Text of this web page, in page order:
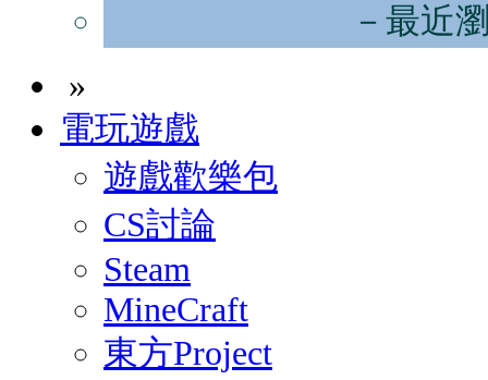
－最近
»
電玩遊戲
遊戲歡樂包
CS討論
Steam
MineCraft
東方Project